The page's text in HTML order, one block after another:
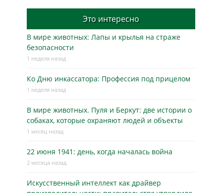
Это интересно
В мире животных: Лапы и крылья на страже
безопасности
1 неделя назад
Ко Дню инкассатора: Профессия под прицелом
1 неделя назад
В мире животных. Пуля и Беркут: две истории о
собаках, которые охраняют людей и объекты
1 месяц назад
22 июня 1941: день, когда началась война
2 месяца назад
Искусственный интеллект как драйвер